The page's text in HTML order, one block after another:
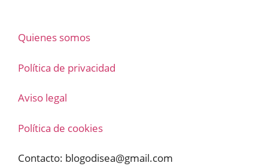
Quienes somos
Política de privacidad
Aviso legal
Política de cookies
Contacto: blogodisea@gmail.com